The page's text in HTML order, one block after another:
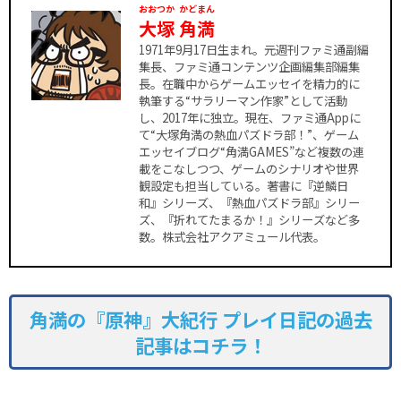
大塚
おおつか
角満
かどまん
1971年9月17日生まれ。元週刊ファミ通副編
集長、ファミ通コンテンツ企画編集部編集
長。在職中からゲームエッセイを精力的に
執筆する“サラリーマン作家”として活動
し、2017年に独立。現在、ファミ通Appに
て“大塚角満の熱血パズドラ部！”、ゲーム
エッセイブログ“角満GAMES”など複数の連
載をこなしつつ、ゲームのシナリオや世界
観設定も担当している。著書に『逆鱗日
和』シリーズ、『熱血パズドラ部』シリー
ズ、『折れてたまるか！』シリーズなど多
数。株式会社アクアミュール代表。
角満の『原神』大紀行 プレイ日記の過去
記事はコチラ！